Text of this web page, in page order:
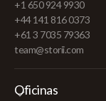
+1 650 924 9930
+44 141 816 0373
+61 3 7035 79363
team@storii.com
Oficinas